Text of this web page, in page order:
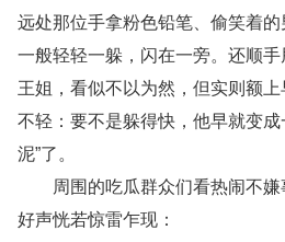
远处那位手拿粉色铅笔、偷笑着
一般轻轻一躲，闪在一旁。还顺手
王姐，看似不以为然，但实则额
不轻：要不是躲得快，他早就变成
泥”了。
周围的吃瓜群众们看热闹不嫌
好声恍若惊雷乍现：